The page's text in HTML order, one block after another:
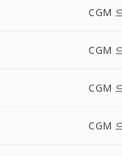
CGM
CGM
CGM
CGM